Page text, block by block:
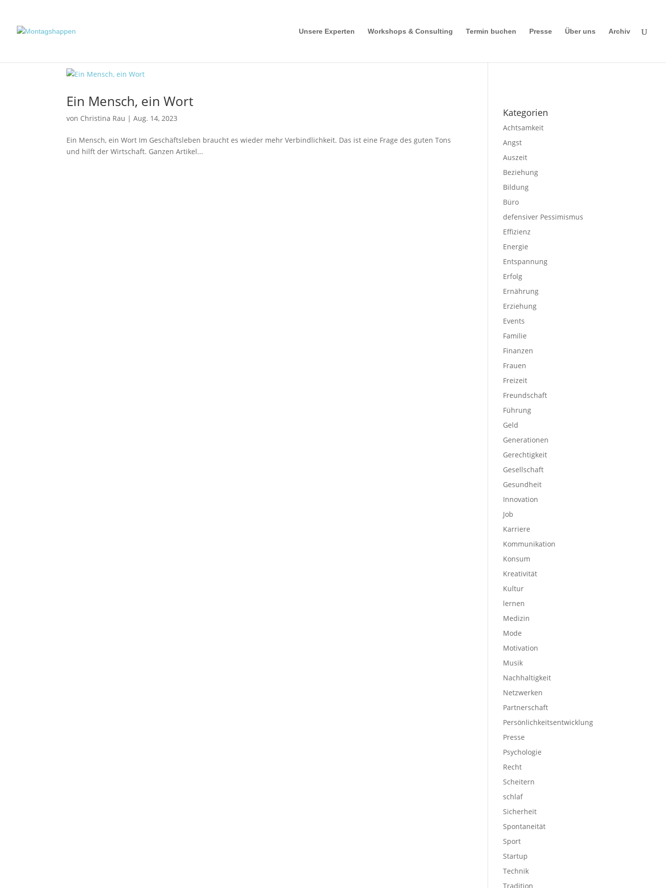
Unsere Experten Workshops & Consulting Termin buchen Presse Über uns Archiv
Ein Mensch, ein Wort
von Christina Rau |Aug. 14, 2023
Ein Mensch, ein Wort Im Geschäftsleben braucht es wieder mehr Verbindlichkeit. Das ist eine Frage des guten Tons
und hilft der Wirtschaft. Ganzen Artikel...
Kategorien
Achtsamkeit
Angst
Auszeit
Beziehung
Bildung
Büro
defensiver Pessimismus
Effizienz
Energie
Entspannung
Erfolg
Ernährung
Erziehung
Events
Familie
Finanzen
Frauen
Freizeit
Freundschaft
Führung
Geld
Generationen
Gerechtigkeit
Gesellschaft
Gesundheit
Innovation
Job
Karriere
Kommunikation
Konsum
Kreativität
Kultur
lernen
Medizin
Mode
Motivation
Musik
Nachhaltigkeit
Netzwerken
Partnerschaft
Persönlichkeitsentwicklung
Presse
Psychologie
Recht
Scheitern
schlaf
Sicherheit
Spontaneität
Sport
Startup
Technik
Tradition